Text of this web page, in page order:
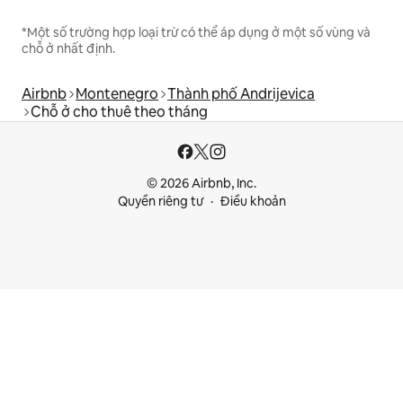
*Một số trường hợp loại trừ có thể áp dụng ở một số vùng và
chỗ ở nhất định.
Airbnb Montenegro Thành phố Andrijevica
Chỗ ở cho thuê theo tháng
© 2026 Airbnb, Inc.
Quyền riêng tư
Điều khoản